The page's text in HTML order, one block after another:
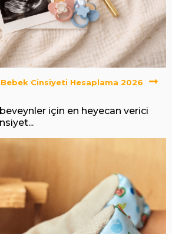
Cinsiyeti Hesaplama 2026
için en heyecan verici